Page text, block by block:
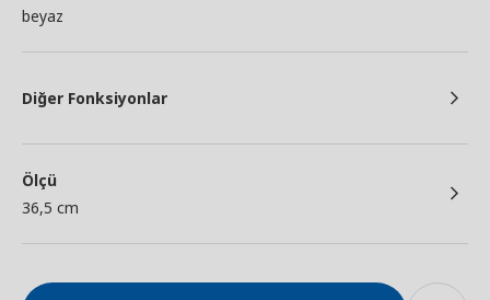
beyaz
Diğer Fonksiyonlar
Ölçü
36,5 cm